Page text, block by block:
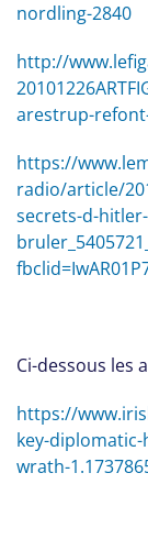
nordling-2840
http://
arestrup-
https://
radio/article/
secrets-d-
Ci-dessous les
https://
key-
wrath-